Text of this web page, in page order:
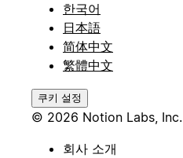
한국어
日本語
简体中文
繁體中文
쿠키 설정
© 2026 Notion Labs, Inc.
회사 소개